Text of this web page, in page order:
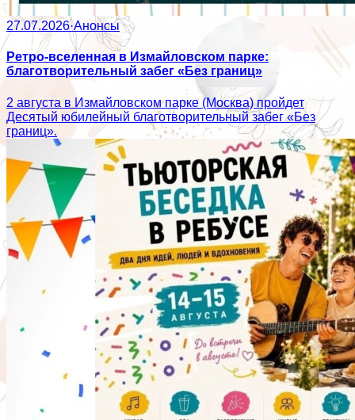
27.07.2026·Анонсы
Ретро-вселенная в Измайловском парке:
благотворительный забег «Без границ»
2 августа в Измайловском парке (Москва) пройдет
Десятый юбилейный благотворительный забег «Без
границ».